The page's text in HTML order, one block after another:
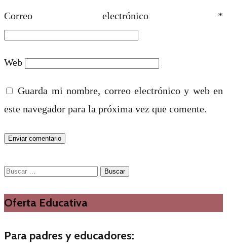
Correo electrónico *
Web
Guarda mi nombre, correo electrónico y web en
este navegador para la próxima vez que comente.
Buscar:
Oferta Educativa
Para padres y educadores: